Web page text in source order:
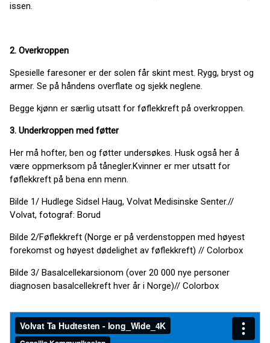
issen.
2. Overkroppen
Spesielle faresoner er der solen får skint mest. Rygg, bryst og
armer. Se på håndens overflate og sjekk neglene.
Begge kjønn er særlig utsatt for føflekkreft på overkroppen.
3. Underkroppen med føtter
Her må hofter, ben og føtter undersøkes. Husk også her å
være oppmerksom på tånegler.Kvinner er mer utsatt for
føflekkreft på bena enn menn.
Bilde 1/ Hudlege Sidsel Haug, Volvat Medisinske Senter.//
Volvat, fotograf: Borud
Bilde 2/Føflekkreft (Norge er på verdenstoppen med høyest
forekomst og høyest dødelighet av føflekkreft) // Colorbox
Bilde 3/ Basalcellekarsionom (over 20 000 nye personer
diagnosen basalcellekreft hver år i Norge)// Colorbox